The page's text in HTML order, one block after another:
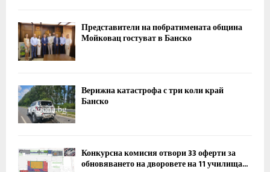
Представители на побратимената община
Мойковац гостуват в Банско
Верижна катастрофа с три коли край
Банско
Конкурсна комисия отвори 33 оферти за
обновяването на дворовете на 11 училища...